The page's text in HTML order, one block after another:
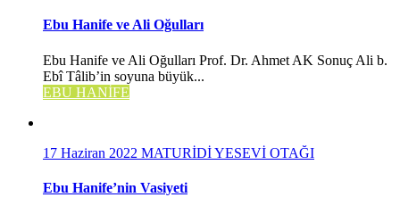
Ebu Hanife ve Ali Oğulları
Ebu Hanife ve Ali Oğulları Prof. Dr. Ahmet AK Sonuç Ali b.
Ebî Tâlib’in soyuna büyük...
EBU HANİFE
17 Haziran 2022 MATURİDİ YESEVİ OTAĞI
Ebu Hanife’nin Vasiyeti